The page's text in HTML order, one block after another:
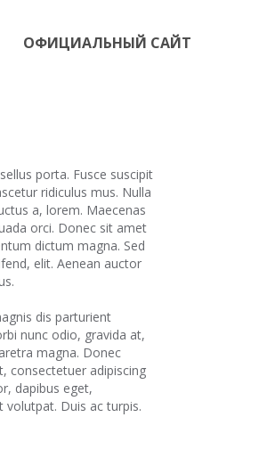
ОФИЦИАЛЬНЫЙ САЙТ
porta. Fusce suscipit
ridiculus mus. Nulla
a, lorem. Maecenas
orci. Donec sit amet
dictum magna. Sed
elit. Aenean auctor
dis parturient
nunc odio, gravida at,
magna. Donec
consectetuer adipiscing
dapibus eget,
volutpat. Duis ac turpis.